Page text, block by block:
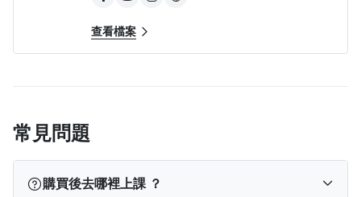
經營領域發展，對於UGC 內容經營、社群經營策略、社群活動
查看檔案
常見問題
購買後去哪裡上課 ？